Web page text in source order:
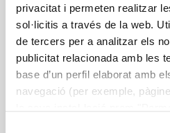
privacitat i permeten realitzar
sol·licitis a través de la web.
de tercers per a analitzar els
publicitat relacionada amb les
base d’un perfil elaborat amb
navegació (per exemple,